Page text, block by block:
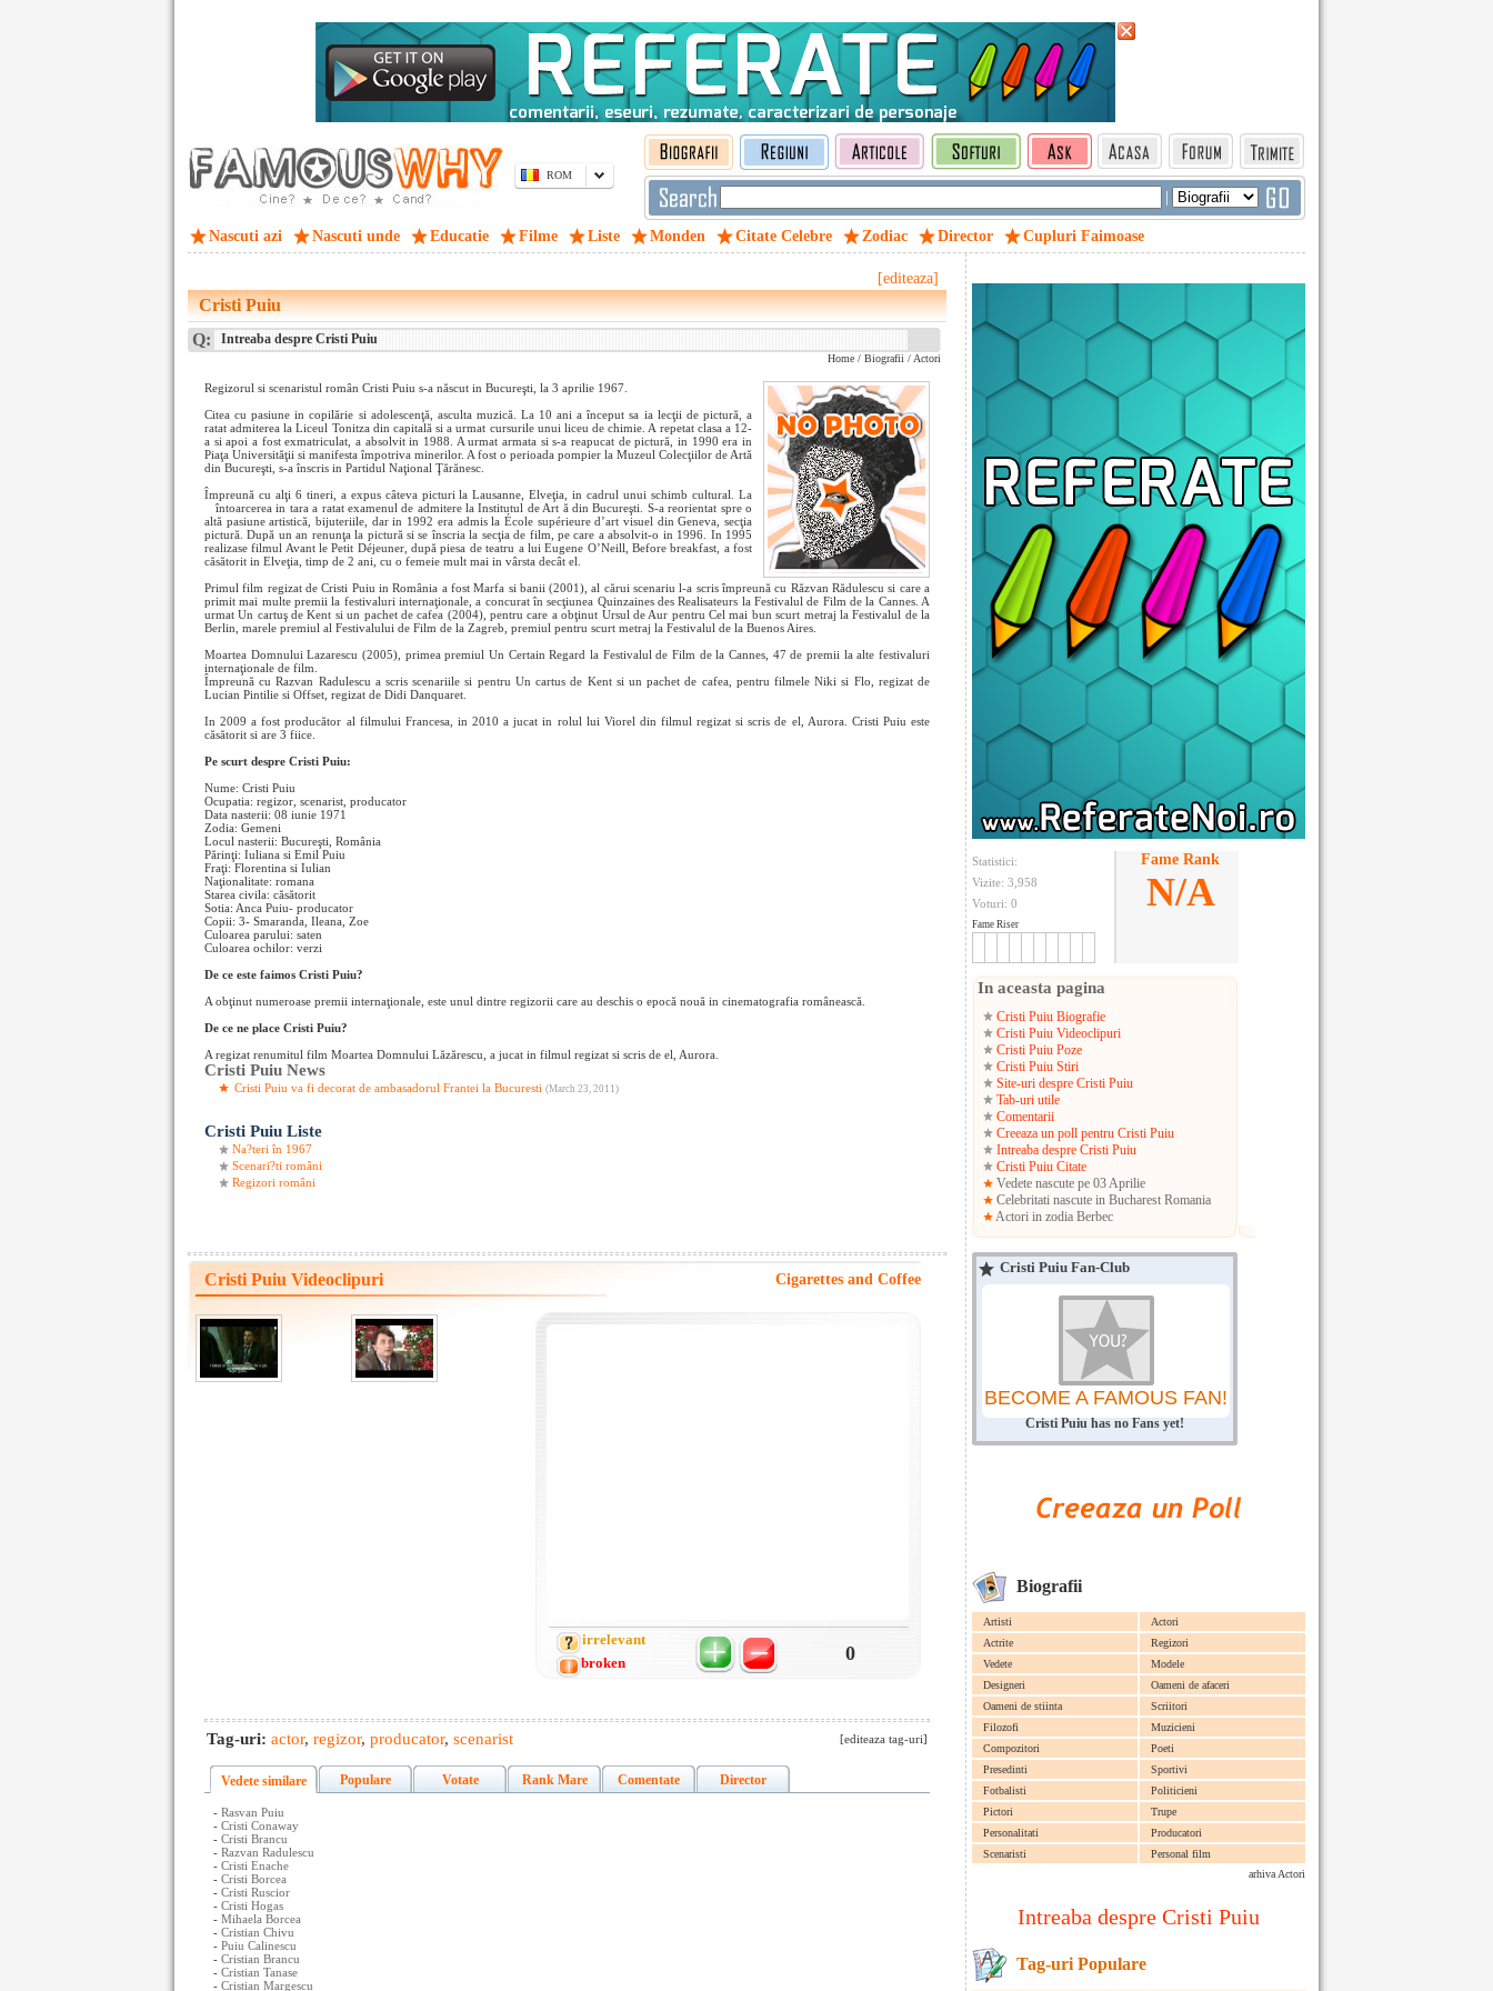
ROM
|
Nascuti azi Nascuti unde Educatie Filme Liste Monden Citate Celebre Zodiac Director Cupluri Faimoase
Statistici:
Vizite: 3,958
Voturi: 0
Fame Riser
Fame Rank
N/A
In aceasta pagina
Cristi Puiu Biografie
Cristi Puiu Videoclipuri
Cristi Puiu Poze
Cristi Puiu Stiri
Site-uri despre Cristi Puiu
Tab-uri utile
Comentarii
Creeaza un poll pentru Cristi Puiu
Intreaba despre Cristi Puiu
Cristi Puiu Citate
Vedete nascute pe 03 Aprilie
Celebritati nascute in Bucharest Romania
Actori in zodia Berbec
Cristi Puiu Fan-Club
BECOME A FAMOUS FAN!
Cristi Puiu has no Fans yet!
Biografii
Artisti
Actori
Actrite
Regizori
Vedete
Modele
Designeri
Oameni de afaceri
Oameni de stiinta
Scriitori
Filozofi
Muzicieni
Compozitori
Poeti
Presedinti
Sportivi
Fotbalisti
Politicieni
Pictori
Trupe
Personalitati
Producatori
Scenaristi
Personal film
arhiva Actori
Intreaba despre Cristi Puiu
Tag-uri Populare
[editeaza]
Cristi Puiu
Q: Intreaba despre Cristi Puiu
Home / Biografii / Actori
Regizorul si scenaristul român Cristi Puiu s-a născut in Bucureşti, la 3 aprilie 1967.
Citea cu pasiune in copilărie si adolescenţă, asculta muzică. La 10 ani a început sa ia lecţii de pictură, a
ratat admiterea la Liceul Tonitza din capitală si a urmat cursurile unui liceu de chimie. A repetat clasa a 12-
a si apoi a fost exmatriculat, a absolvit in 1988. A urmat armata si s-a reapucat de pictură, in 1990 era in
Piaţa Universităţii si manifesta împotriva minerilor. A fost o perioada pompier la Muzeul Colecţiilor de Artă
din Bucureşti, s-a înscris in Partidul Naţional Ţărănesc.
Împreună cu alţi 6 tineri, a expus câteva picturi la Lausanne, Elveţia, in cadrul unui schimb cultural. La
întoarcerea in tara a ratat examenul de admitere la Institutul de Art ă din Bucureşti. S-a reorientat spre o
altă pasiune artistică, bijuteriile, dar in 1992 era admis la École supérieure d’art visuel din Geneva, secţia
pictură. După un an renunţa la pictură si se înscria la secţia de film, pe care a absolvit-o in 1996. In 1995
realizase filmul Avant le Petit Déjeuner, după piesa de teatru a lui Eugene O’Neill, Before breakfast, a fost
căsătorit in Elveţia, timp de 2 ani, cu o femeie mult mai in vârsta decât el.
Primul film regizat de Cristi Puiu in România a fost Marfa si banii (2001), al cărui scenariu l-a scris împreună cu Răzvan Rădulescu si care a
primit mai multe premii la festivaluri internaţionale, a concurat în secţiunea Quinzaines des Realisateurs la Festivalul de Film de la Cannes. A
urmat Un cartuş de Kent si un pachet de cafea (2004), pentru care a obţinut Ursul de Aur pentru Cel mai bun scurt metraj la Festivalul de la
Berlin, marele premiul al Festivalului de Film de la Zagreb, premiul pentru scurt metraj la Festivalul de la Buenos Aires.
Moartea Domnului Lazarescu (2005), primea premiul Un Certain Regard la Festivalul de Film de la Cannes, 47 de premii la alte festivaluri
internaţionale de film.
Împreună cu Razvan Radulescu a scris scenariile si pentru Un cartus de Kent si un pachet de cafea, pentru filmele Niki si Flo, regizat de
Lucian Pintilie si Offset, regizat de Didi Danquaret.
In 2009 a fost producător al filmului Francesa, in 2010 a jucat in rolul lui Viorel din filmul regizat si scris de el, Aurora. Cristi Puiu este
căsătorit si are 3 fiice.
Pe scurt despre Cristi Puiu:
Nume: Cristi Puiu
Ocupatia: regizor, scenarist, producator
Data nasterii: 08 iunie 1971
Zodia: Gemeni
Locul nasterii: Bucureşti, România
Părinţi: Iuliana si Emil Puiu
Fraţi: Florentina si Iulian
Naţionalitate: romana
Starea civila: căsătorit
Sotia: Anca Puiu- producator
Copii: 3- Smaranda, Ileana, Zoe
Culoarea parului: saten
Culoarea ochilor: verzi
De ce este faimos Cristi Puiu?
A obţinut numeroase premii internaţionale, este unul dintre regizorii care au deschis o epocă nouă in cinematografia românească.
De ce ne place Cristi Puiu?
A regizat renumitul film Moartea Domnului Lăzărescu, a jucat in filmul regizat si scris de el, Aurora.
Cristi Puiu News
Cristi Puiu va fi decorat de ambasadorul Frantei la Bucuresti (March 23, 2011)
Cristi Puiu Liste
Na?teri în 1967
Scenari?ti români
Regizori români
Cristi Puiu Videoclipuri Cigarettes and Coffee
irrelevant
0
broken
Tag-uri: actor, regizor, producator, scenarist [editeaza tag-uri]
Vedete similare Populare Votate Rank Mare Comentate Director
- Rasvan Puiu
- Cristi Conaway
- Cristi Brancu
- Razvan Radulescu
- Cristi Enache
- Cristi Borcea
- Cristi Ruscior
- Cristi Hogas
- Mihaela Borcea
- Cristian Chivu
- Puiu Calinescu
- Cristian Brancu
- Cristian Tanase
- Cristian Margescu